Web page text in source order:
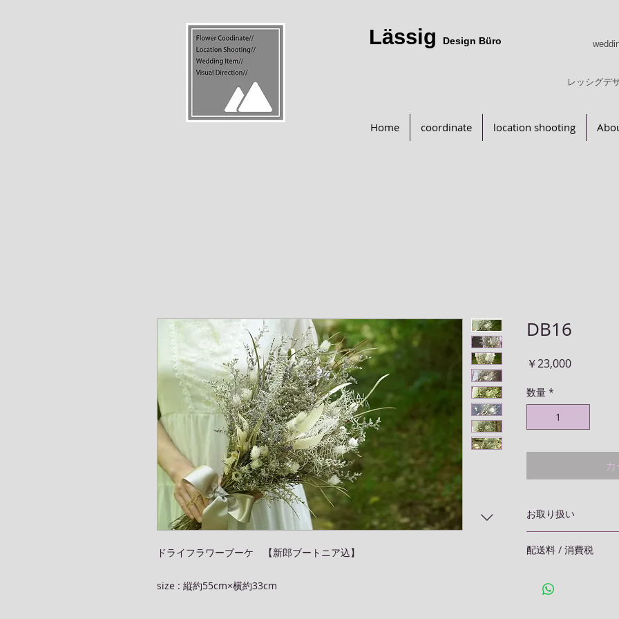
Lässig Design Büro
レッシグデ
Home coordinate location shooting
ドライフラワーブーケ 【新郎ブートニア込】
size : 縦約55cm×横約33cm
DB16
￥23,000価
数量 *
お取り扱い
ワーを使用しており
所で保管ください
配送料 / 消費税
本体価格に別途